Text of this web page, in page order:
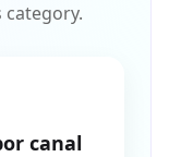
canal